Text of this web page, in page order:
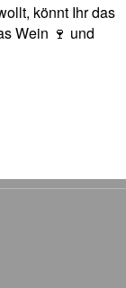
könnt Ihr das
Wein 🍷 und